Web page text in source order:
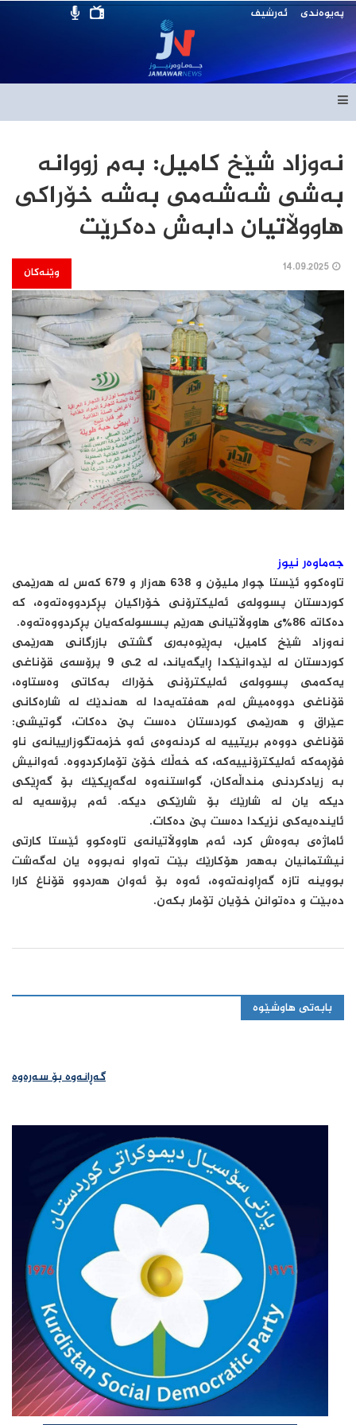
پەیوەندی ئەرشیف
نەوزاد شێخ کامیل: بەم زووانە
بەشی شەشەمی بەشە خۆراکی
هاووڵاتیان دابەش دەکرێت
وێنەکان
جەماوەر نیوز
تاوەکوو ئێستا چوار ملیۆن و 638 هەزار و 679 کەس لە هەرێمی
کوردستان پسوولەی ئەلیکترۆنی خۆراکیان پڕکردووەتەوە، کە
دەکاتە 86%ی هاووڵاتیانی هەرێم پسسولەکەیان پڕکردووەتەوە.
نەوزاد شێخ کامیل، بەڕێوەبەری گشتی بازرگانی هەرێمی
کوردستان لە لێدوانێکدا ڕایگەیاند، لە 2ـی 9 پرۆسەی قۆناغی
یەکەمی پسوولەی ئەلیکترۆنی خۆراک بەکاتی وەستاوە،
قۆناغی دووەمیش لەم هەفتەیەدا لە هەندێک لە شارەکانی
عێراق و هەرێمی کوردستان دەست پێ دەکات، گوتیشی:
قۆناغی دووەم بریتییە لە کردنەوەی ئەو خزمەتگوزارییانەی ناو
فۆڕمەکە ئەلیکترۆنییەکە، کە خەڵک خۆێ تۆمارکردووە. ئەوانیش
بە زیادکردنی منداڵەکان، گواستنەوە لەگەڕيکێک بۆ گەڕێکی
دیکە یان لە شارێک بۆ شارێکی دیکە. ئەم پرۆسەیە لە
ئایندەیەکی نزیکدا دەست پێ دەکات.
ئاماژەی بەوەش کرد، ئەم هاووڵاتیانەی تاوەکوو ئێستا کارتی
نیشتمانیان بەهەر هۆکارێک بێت تەواو نەبووە یان لەگەشت
بووینە تازە گەڕاونەتەوە، ئەوە بۆ ئەوان هەردوو قۆناغ کارا
دەبێت و دەتوانن خۆیان تۆمار بکەن.
بابەتی هاوشێوە
گەڕانەوە بۆ سەرەوە